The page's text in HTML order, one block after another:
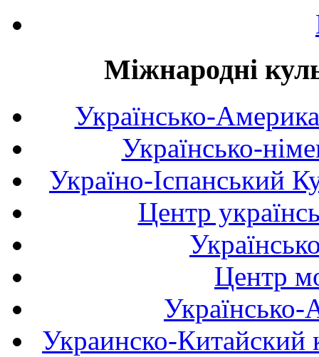
Міжнародні
Українсько-
Українсько-
Україно-Іспанський
Центр
Центр
Українсько-
Украинско-Китайский